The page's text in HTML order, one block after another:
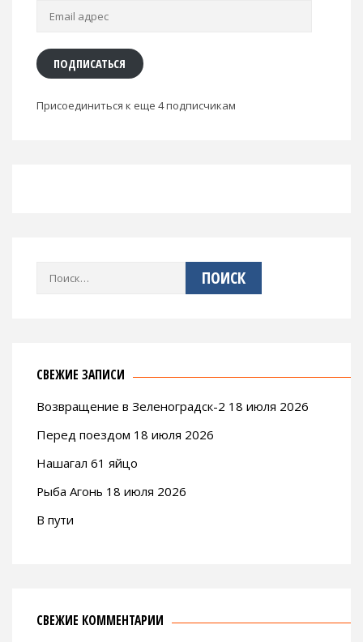
Email
ПОДПИСАТЬСЯ
Присоединиться к еще 4 подписчикам
Найти:
СВЕЖИЕ ЗАПИСИ
Возвращение в Зеленоградск-2 18 июля 2026
Перед поездом 18 июля 2026
Нашагал 61 яйцо
Рыба Агонь 18 июля 2026
В пути
СВЕЖИЕ КОММЕНТАРИИ